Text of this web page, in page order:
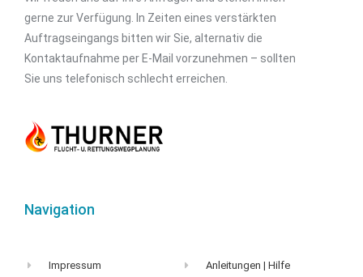
gerne zur Verfügung. In Zeiten eines verstärkten
Auftragseingangs bitten wir Sie, alternativ die
Kontaktaufnahme per E-Mail vorzunehmen – sollten
Sie uns telefonisch schlecht erreichen.
Navigation
Impressum Anleitungen | Hilfe